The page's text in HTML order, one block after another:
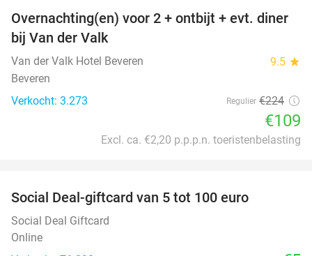
51%
Overnachting(en) voor 2 + ontbijt + evt. diner
bij Van der Valk
Van der Valk Hotel Beveren 9.5 star
Beveren
Verkocht: 3.273
Regulier €224
€109
Excl. ca. €2,20 p.p.p.n. toeristenbelasting
Social Deal-giftcard van 5 tot 100 euro
Social Deal Giftcard
Online